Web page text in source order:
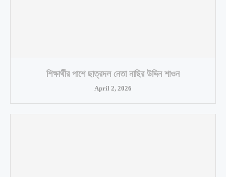
শিক্ষার্থীর পাশে ছাত্রদল নেতা নাছির উদ্দিন শাওন
April 2, 2026